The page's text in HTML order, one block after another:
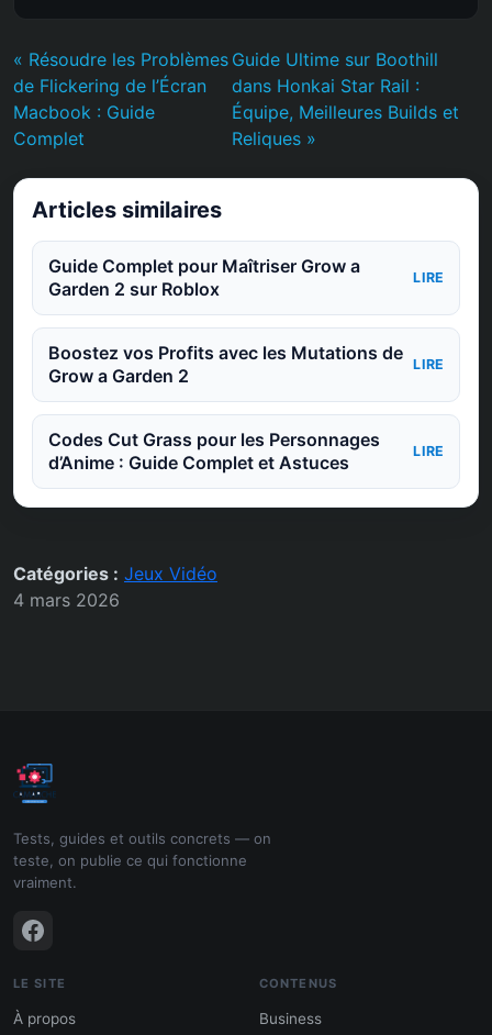
« Résoudre les Problèmes
de Flickering de l’Écran
Macbook : Guide
Complet
Guide Ultime sur Boothill
dans Honkai Star Rail :
Équipe, Meilleures Builds et
Reliques »
Articles similaires
Guide Complet pour Maîtriser Grow a
Garden 2 sur Roblox
LIRE
Boostez vos Profits avec les Mutations de
Grow a Garden 2
LIRE
Codes Cut Grass pour les Personnages
d’Anime : Guide Complet et Astuces
LIRE
Catégories : Jeux Vidéo
4 mars 2026
Tests, guides et outils concrets — on
teste, on publie ce qui fonctionne
vraiment.
LE SITE
À propos
CONTENUS
Business